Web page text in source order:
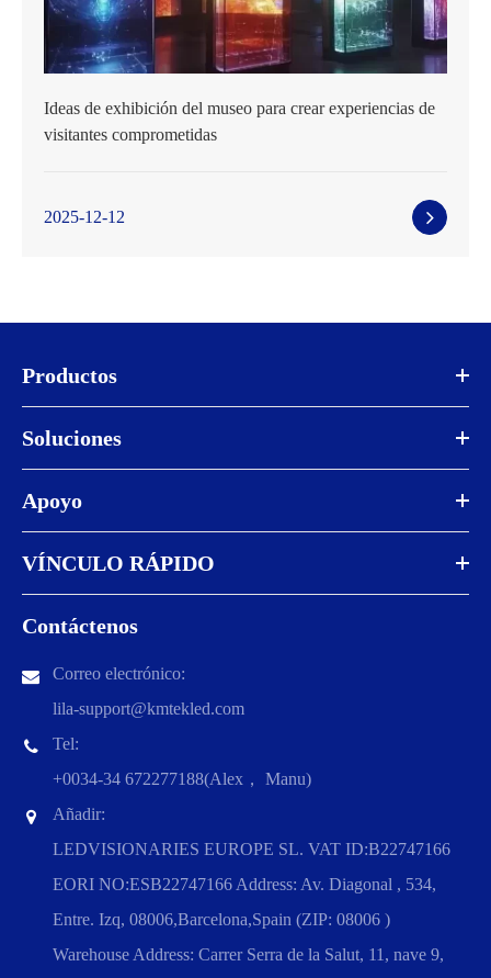
Ideas de exhibición del museo para crear experiencias de
visitantes comprometidas
2025-12-12
Productos
Soluciones
Apoyo
VÍNCULO RÁPIDO
Contáctenos
Correo electrónico:
lila-support@kmtekled.com
Tel:
+0034-34 672277188(Alex， Manu)
Añadir:
LEDVISIONARIES EUROPE SL. VAT ID:B22747166
EORI NO:ESB22747166 Address: Av. Diagonal , 534,
Entre. Izq, 08006,Barcelona,Spain (ZIP: 08006 )
Warehouse Address: Carrer Serra de la Salut, 11, nave 9,